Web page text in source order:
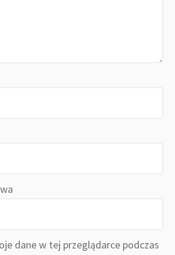
dane w tej przeglądarce podczas